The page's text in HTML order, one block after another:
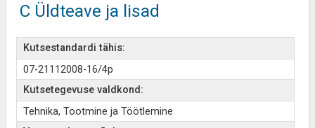
C Üldteave ja lisad
Kutsestandardi tähis:
07-21112008-16/4p
Kutsetegevuse valdkond:
Tehnika, Tootmine ja Töötlemine